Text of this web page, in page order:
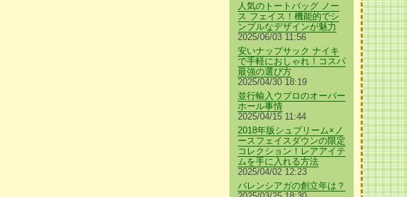
人気のトートバッグ ノー
ス フェイス！機能的でシ
ンプルなデザインが魅力
2025/06/03 11:56
安いナップサック ナイキ
で手軽におしゃれ！コスパ
最強の選び方
2025/04/30 18:19
並行輸入ウブロのオーバー
ホール事情
2025/04/15 11:44
2018年版シュプリーム×ノ
ースフェイスダウンの限定
コレクション！レアアイテ
ムを手に入れる方法
2025/04/02 12:23
バレンシアガの創立年は？